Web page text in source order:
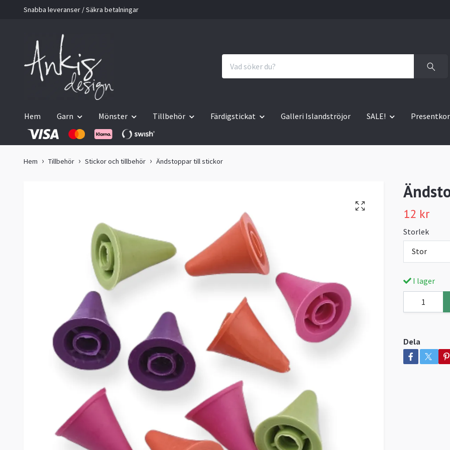
Snabba leveranser / Säkra betalningar
Hem Garn Mönster Tillbehör Färdigstickat Galleri Islandströjor SALE!
Hem Tillbehör Stickor och tillbehör Ändstoppar till stickor
12 kr
Storlek
Stor
I lager
Dela